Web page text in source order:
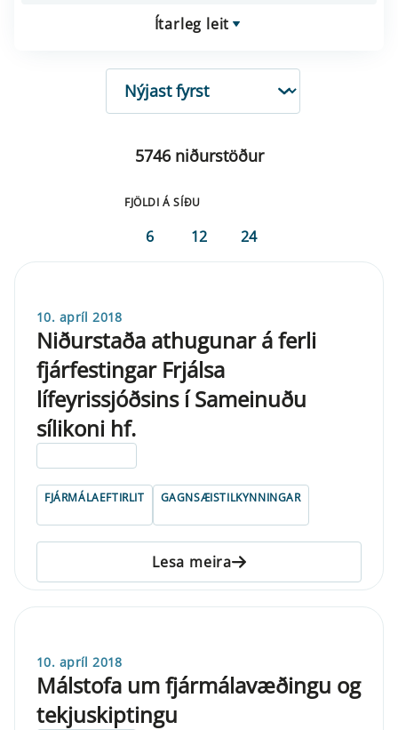
Ítarleg leit
RÖÐUN
5746 niðurstöður
FJÖLDI Á SÍÐU
6 12 24
10. apríl 2018
Niðurstaða athugunar á ferli
fjárfestingar Frjálsa
lífeyrissjóðsins í Sameinuðu
sílikoni hf.
FJÁRMÁLAEFTIRLIT GAGNSÆISTILKYNNINGAR
Lesa meira
10. apríl 2018
Málstofa um fjármálavæðingu og
tekjuskiptingu